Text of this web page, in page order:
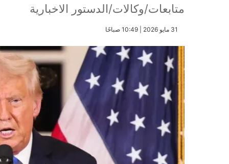
متابعات/وكالات/الدستور الاخبارية
​31 مايو 2026 | 10:49 صباحًا